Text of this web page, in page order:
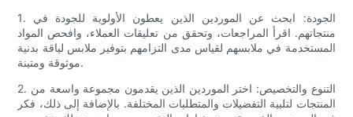
1. الجودة: ابحث عن الموردين الذين يعطون الأولوية للجودة في
منتجاتهم. اقرأ المراجعات، وتحقق من تعليقات العملاء، وافحص المواد
المستخدمة في ملابسهم لقياس مدى التزامهم بتوفير ملابس لياقة بدنية
موثوقة ومتينة.
2. التنوع والتخصيص: اختر الموردين الذين يقدمون مجموعة واسعة من
المنتجات لتلبية التفضيلات والمتطلبات المختلفة. بالإضافة إلى ذلك، فكر